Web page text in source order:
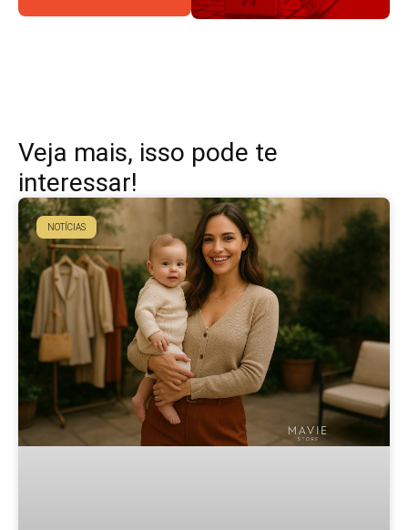
Veja mais, isso pode te
interessar!
NOTÍCIAS